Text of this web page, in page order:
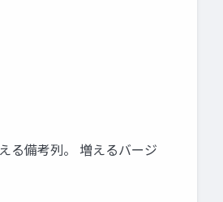
る備考列。 増えるバージ